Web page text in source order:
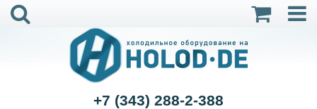
+7 (343) 288-2-388